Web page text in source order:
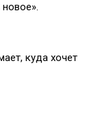
куда хочет